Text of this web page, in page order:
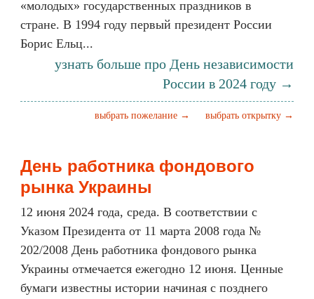
«молодых» государственных праздников в
стране. В 1994 году первый президент России
Борис Ельц...
узнать больше про День независимости
России в 2024 году →
выбрать открытку →
выбрать пожелание →
День работника фондового
рынка Украины
12 июня 2024 года, среда. В соответствии с
Указом Президента от 11 марта 2008 года №
202/2008 День работника фондового рынка
Украины отмечается ежегодно 12 июня. Ценные
бумаги известны истории начиная с позднего